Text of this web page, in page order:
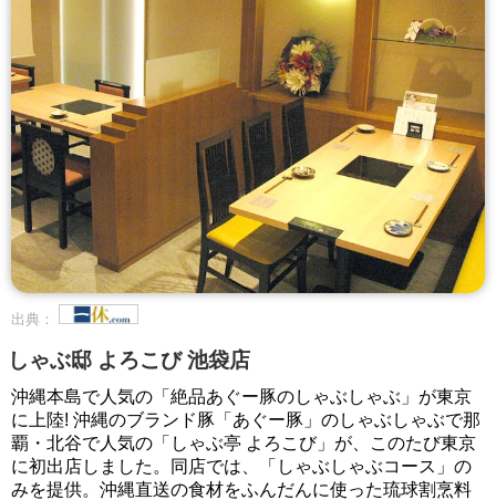
出典：
しゃぶ邸 よろこび 池袋店
沖縄本島で人気の「絶品あぐー豚のしゃぶしゃぶ」が東京
に上陸! 沖縄のブランド豚「あぐー豚」のしゃぶしゃぶで那
覇・北谷で人気の「しゃぶ亭 よろこび」が、このたび東京
に初出店しました。同店では、「しゃぶしゃぶコース」の
みを提供。沖縄直送の食材をふんだんに使った琉球割烹料